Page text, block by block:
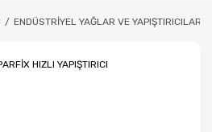
ENDÜSTRİYEL YAĞLAR VE YAPIŞTIRICILAR